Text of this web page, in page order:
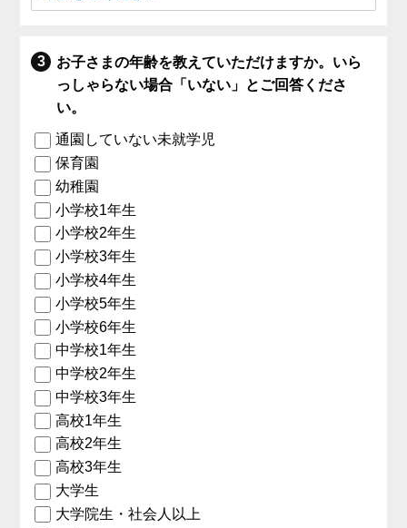
お子さまの年齢を教えていただけますか。いら
っしゃらない場合「いない」とご回答くださ
い。
通園していない未就学児
保育園
幼稚園
小学校1年生
小学校2年生
小学校3年生
小学校4年生
小学校5年生
小学校6年生
中学校1年生
中学校2年生
中学校3年生
高校1年生
高校2年生
高校3年生
大学生
大学院生・社会人以上